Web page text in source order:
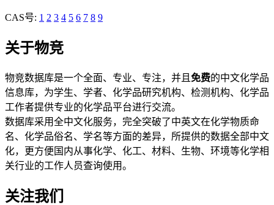
CAS号: 1 2 3 4 5 6 7 8 9
关于物竞
物竞数据库是一个全面、专业、专注，并且 免费的中文化学品
信息库，为学生、学者、化学品研究机构、检测机构、化学品
工作者提供专业的化学品平台进行交流。
数据库采用全中文化服务，完全突破了中英文在化学物质命
名、化学品俗名、学名等方面的差异，所提供的数据全部中文
化，更方便国内从事化学、化工、材料、生物、环境等化学相
关行业的工作人员查询使用。
关注我们